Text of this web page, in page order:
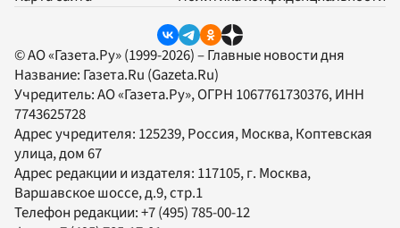
© АО «Газета.Ру» (1999-2026) – Главные новости дня
Название: Газета.Ru (Gazeta.Ru)
Учредитель:АО «Газета.Ру», ОГРН 1067761730376, ИНН
7743625728
Адрес учредителя: 125239, Россия, Москва, Коптевская
улица, дом 67
Адрес редакции и издателя: 117105, г. Москва,
Варшавское шоссе, д.9, стр.1
Телефон редакции:+7 (495) 785-00-12